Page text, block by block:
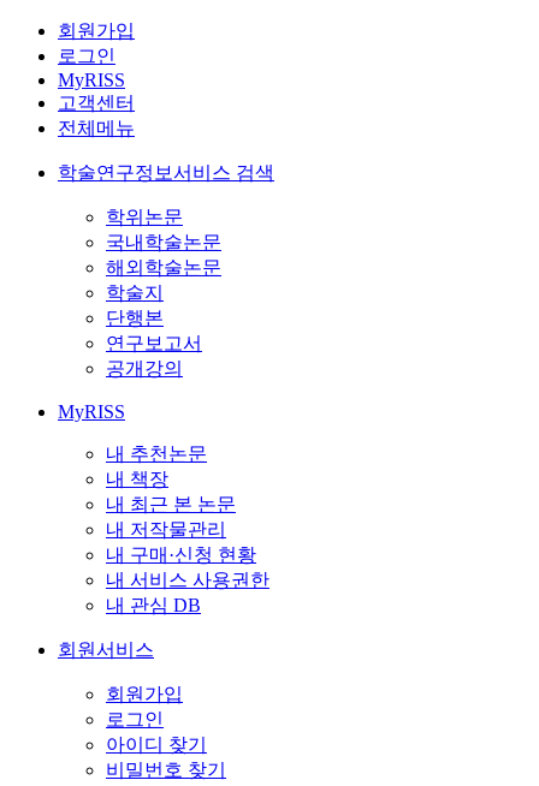
회원가입
로그인
MyRISS
고객센터
전체메뉴
학술연구정보서비스 검색
학위논문
국내학술논문
해외학술논문
학술지
단행본
연구보고서
공개강의
MyRISS
내 추천논문
내 책장
내 최근 본 논문
내 저작물관리
내 구매·신청 현황
내 서비스 사용권한
내 관심 DB
회원서비스
회원가입
로그인
아이디 찾기
비밀번호 찾기